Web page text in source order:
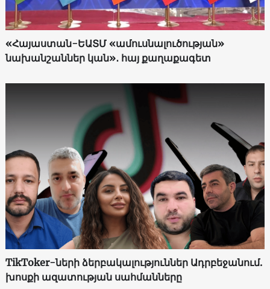
«Հայաստան-ԵԱՏՄ «ամուսնալուծության»
նախանշաններ կան»․ հայ քաղաքագետ
TikToker-ների ձերբակալություններ Ադրբեջանում.
խոսքի ազատության սահմանները